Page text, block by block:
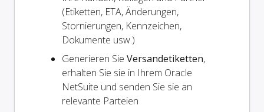
(Etiketten, ETA, Änderungen,
Stornierungen, Kennzeichen,
Dokumente usw.)
Generieren Sie Versandetiketten,
erhalten Sie sie in Ihrem Oracle
NetSuite und senden Sie sie an
relevante Parteien